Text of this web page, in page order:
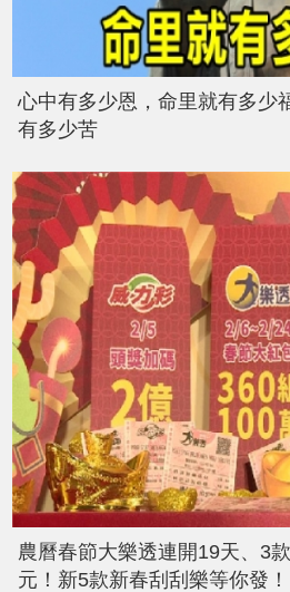
心中有多少恩，命里就有多少
有多少苦
農曆春節大樂透連開19天、3
元！新5款新春刮刮樂等你發！